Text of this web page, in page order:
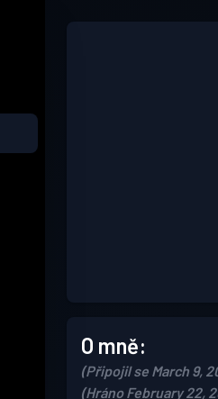
O mně:
(Připojil se March 9,
(Hráno February 22,